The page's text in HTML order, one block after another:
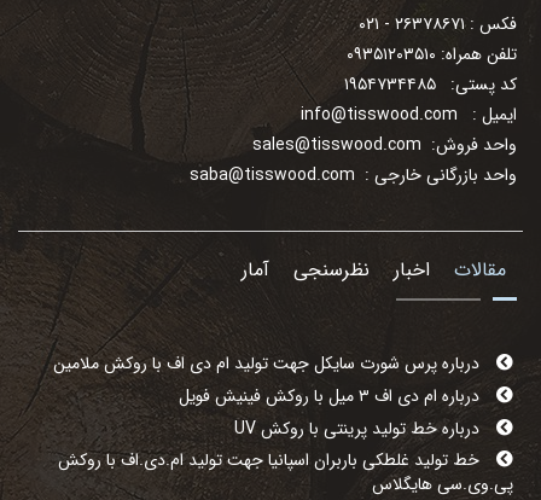
فکس : ۲۶۳۷۸۶۷۱ - ۰۲۱
تلفن همراه: ۰۹۳۵۱۲۰۳۵۱۰
کد پستی: ۱۹۵۴۷۳۴۴۸۵
ایمیل : info@tisswood.com
واحد فروش: sales@tisswood.com
واحد بازرگانی خارجی : saba@tisswood.com
مقالات اخبار نظرسنجی آمار
درباره پرس شورت سایکل جهت تولید ام دی اف با روکش ملامین
درباره ام دی اف ۳ میل با روکش فینیش فویل
درباره خط تولید پرینتی با روکش UV
خط تولید غلطکی باربران اسپانیا جهت تولید ام.دی.اف با روکش
پی.وی.سی هایگلاس